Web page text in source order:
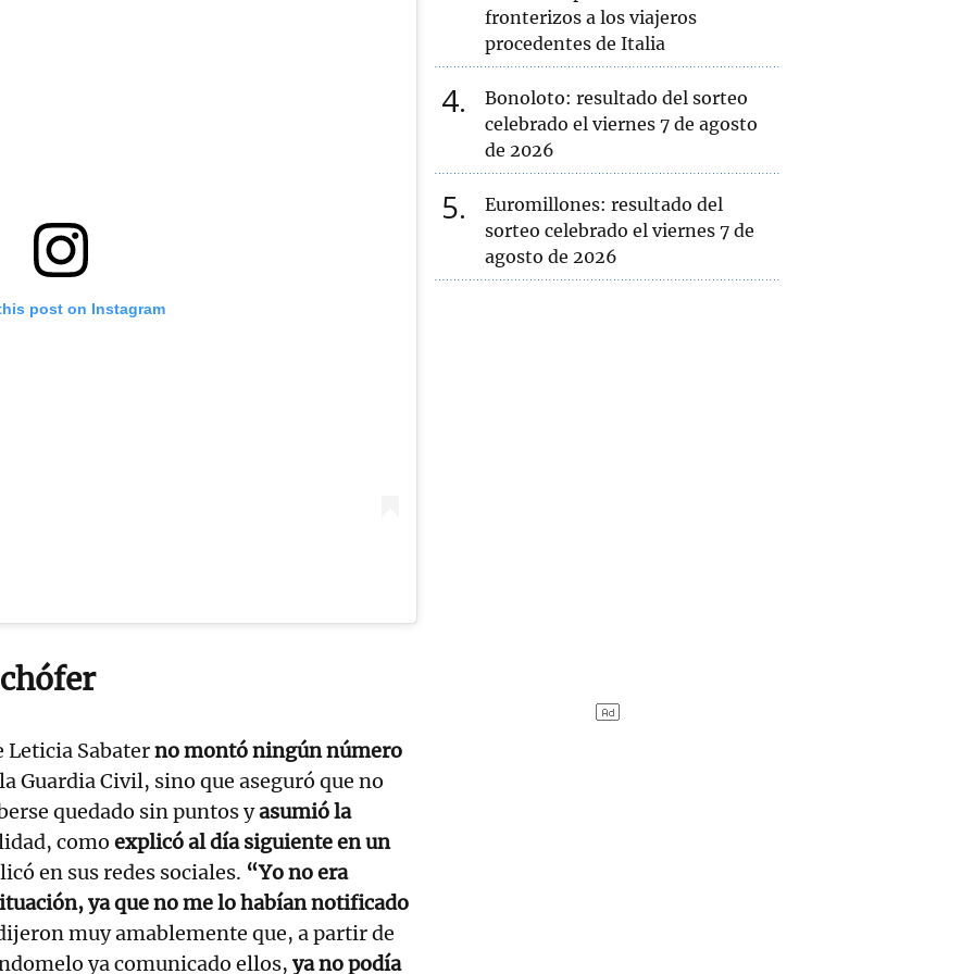
post on Instagram
Leticia Sabaterno montó ningún número
Guardia Civil, sino que aseguró que no
quedado sin puntos yasumió la
como explicó al día siguiente en un
en sus redes sociales. “Yo no era
ya que no me lo habían notificado
muy amablemente que, a partir de
ya comunicado ellos, ya no podía
fronterizos a los viajeros
procedentes de Italia
4
Bonoloto: resultado del sorteo
celebrado el viernes 7 de agosto
de 2026
5
Euromillones: resultado del
sorteo celebrado el viernes 7 de
agosto de 2026